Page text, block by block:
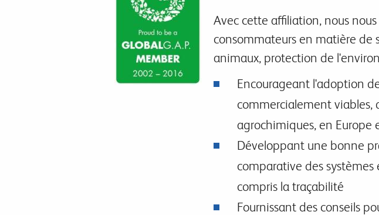
Avec cette affiliation, nous
consommateurs en matière de
animaux, protection de
Encourageant l'adoption
commercialement
agrochimiques, en Europe
Développant une bonne
comparative des
compris la traçabilité
Fournissant des conseils